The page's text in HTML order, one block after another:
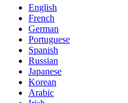
English
French
German
Portuguese
Spanish
Russian
Japanese
Korean
Arabic